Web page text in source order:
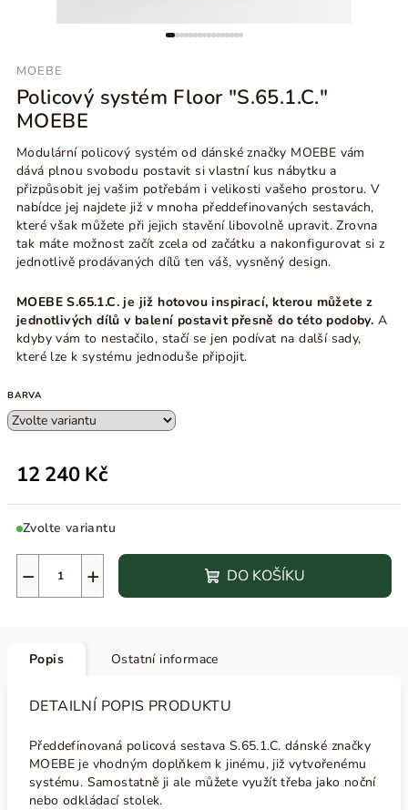
MOEBE
Policový systém Floor "S.65.1.C."
MOEBE
Modulární policový systém od dánské značky MOEBE vám
dává plnou svobodu postavit si vlastní kus nábytku a
přizpůsobit jej vašim potřebám i velikosti vašeho prostoru. V
nabídce jej najdete již v mnoha předdefinovaných sestavách,
které však můžete při jejich stavění libovolně upravit. Zrovna
tak máte možnost začít zcela od začátku a nakonfigurovat si z
jednotlivě prodávaných dílů ten váš, vysněný design.
MOEBE S.65.1.C. je již hotovou inspirací, kterou můžete z
jednotlivých dílů v balení postavit přesně do této podoby. A
kdyby vám to nestačilo, stačí se jen podívat na další sady,
které lze k systému jednoduše připojit.
BARVA
12 240 Kč
Zvolte variantu
+
− DO KOŠÍKU
Popis Ostatní informace
DETAILNÍ POPIS PRODUKTU
Předdefinovaná policová sestava S.65.1.C. dánské značky
MOEBE je vhodným doplňkem k jinému, již vytvořenému
systému. Samostatně ji ale můžete využít třeba jako noční
nebo odkládací stolek.